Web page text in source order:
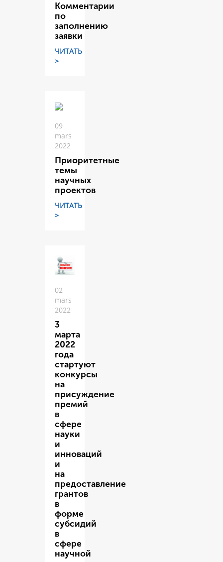
Комментарии
по
заполнению
заявки
ЧИТАТЬ
>
09
mars
2022
Приоритетные
темы
научных
проектов
ЧИТАТЬ
>
02
mars
2022
3
марта
2022
года
стартуют
конкурсы
на
присуждение
премий
в
сфере
науки
и
инноваций
и
на
предоставление
грантов
в
форме
субсидий
в
сфере
научной